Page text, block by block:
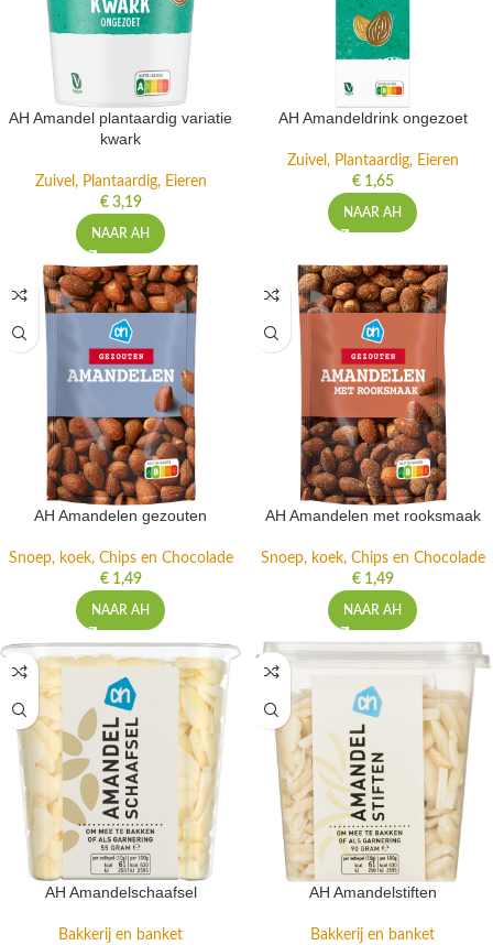
AH Amandel plantaardig variatie
kwark
Zuivel, Plantaardig, Eieren
€3,19
NAAR AH
AH Amandeldrink ongezoet
Zuivel, Plantaardig, Eieren
€1,65
NAAR AH
AH Amandelen gezouten
Snoep, koek, Chips en Chocolade
€1,49
NAAR AH
AH Amandelen met rooksmaak
Snoep, koek, Chips en Chocolade
€1,49
NAAR AH
AH Amandelschaafsel
Bakkerij en banket
AH Amandelstiften
Bakkerij en banket